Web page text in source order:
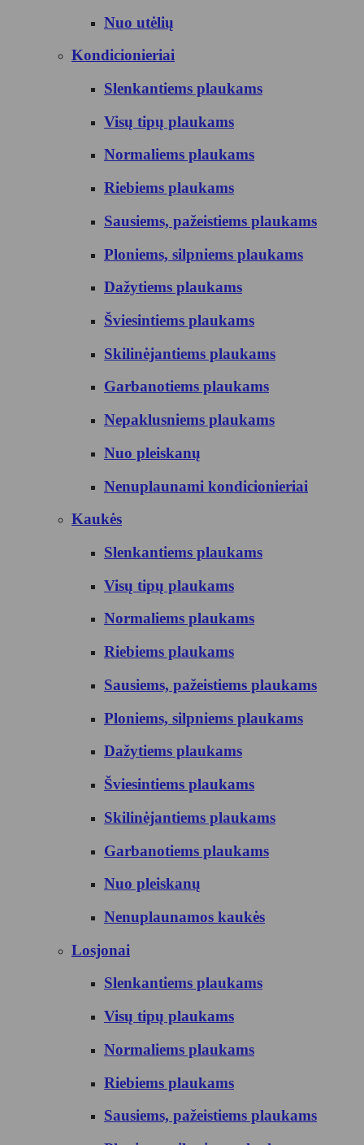
Nuo utėlių
Kondicionieriai
Slenkantiems plaukams
Visų tipų plaukams
Normaliems plaukams
Riebiems plaukams
Sausiems, pažeistiems plaukams
Ploniems, silpniems plaukams
Dažytiems plaukams
Šviesintiems plaukams
Skilinėjantiems plaukams
Garbanotiems plaukams
Nepaklusniems plaukams
Nuo pleiskanų
Nenuplaunami kondicionieriai
Kaukės
Slenkantiems plaukams
Visų tipų plaukams
Normaliems plaukams
Riebiems plaukams
Sausiems, pažeistiems plaukams
Ploniems, silpniems plaukams
Dažytiems plaukams
Šviesintiems plaukams
Skilinėjantiems plaukams
Garbanotiems plaukams
Nuo pleiskanų
Nenuplaunamos kaukės
Losjonai
Slenkantiems plaukams
Visų tipų plaukams
Normaliems plaukams
Riebiems plaukams
Sausiems, pažeistiems plaukams